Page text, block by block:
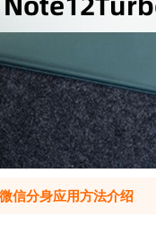
分身应用方法介绍